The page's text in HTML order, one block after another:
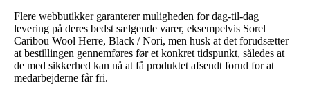
Flere webbutikker garanterer muligheden for dag-til-dag
levering på deres bedst sælgende varer, eksempelvis Sorel
Caribou Wool Herre, Black / Nori, men husk at det forudsætter
at bestillingen gennemføres før et konkret tidspunkt, således at
de med sikkerhed kan nå at få produktet afsendt forud for at
medarbejderne får fri.